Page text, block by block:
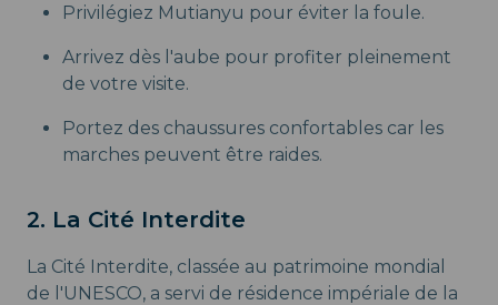
Privilégiez Mutianyu pour éviter la foule.
Arrivez dès l'aube pour profiter pleinement
de votre visite.
Portez des chaussures confortables car les
marches peuvent être raides.
2. La Cité Interdite
La Cité Interdite, classée au patrimoine mondial
de l'UNESCO, a servi de résidence impériale de la